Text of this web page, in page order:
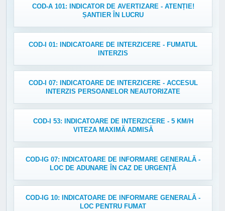
COD-A 101: INDICATOR DE AVERTIZARE - ATENȚIE!
ȘANTIER ÎN LUCRU
COD-I 01: INDICATOARE DE INTERZICERE - FUMATUL
INTERZIS
COD-I 07: INDICATOARE DE INTERZICERE - ACCESUL
INTERZIS PERSOANELOR NEAUTORIZATE
COD-I 53: INDICATOARE DE INTERZICERE - 5 KM/H
VITEZA MAXIMĂ ADMISĂ
COD-IG 07: INDICATOARE DE INFORMARE GENERALĂ -
LOC DE ADUNARE ÎN CAZ DE URGENȚĂ
COD-IG 10: INDICATOARE DE INFORMARE GENERALĂ -
LOC PENTRU FUMAT